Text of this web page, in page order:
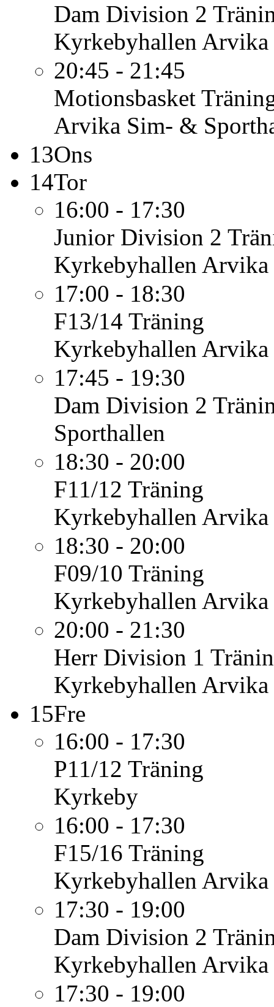
Dam Division 2
Kyrkebyhallen Arvika
20:45 - 21:45
Motionsbasket
Arvika Sim- &
13Ons
14Tor
16:00 - 17:30
Junior Division 2
Kyrkebyhallen Arvika
17:00 - 18:30
F13/14 Träning
Kyrkebyhallen Arvika
17:45 - 19:30
Dam Division 2
Sporthallen
18:30 - 20:00
F11/12 Träning
Kyrkebyhallen Arvika
18:30 - 20:00
F09/10 Träning
Kyrkebyhallen Arvika
20:00 - 21:30
Herr Division 1
Kyrkebyhallen Arvika
15Fre
16:00 - 17:30
P11/12 Träning
Kyrkeby
16:00 - 17:30
F15/16 Träning
Kyrkebyhallen Arvika
17:30 - 19:00
Dam Division 2
Kyrkebyhallen Arvika
17:30 - 19:00